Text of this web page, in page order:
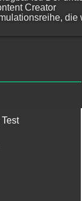
Creator
die